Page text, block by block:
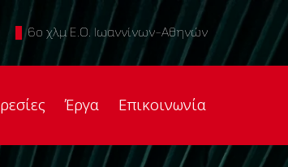
6ο χλμ Ε.Ο. Ιωαννίνων-Αθηνών
Έργα Επικοινωνία